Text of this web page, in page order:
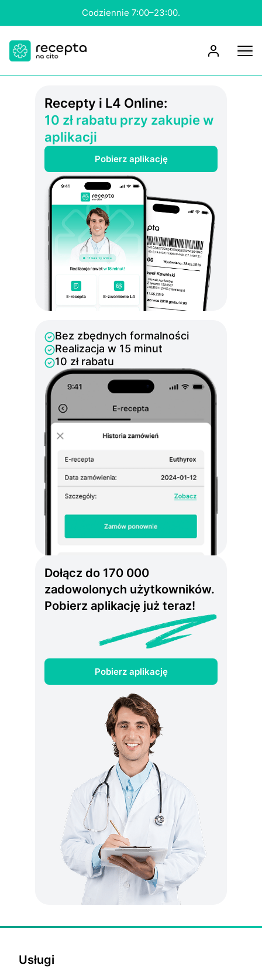
Codziennie 7:00–23:00.
Rесерtу i L4 OnIіnе:
10 zł rabatu przy zakupie w
aplikacji
Pobierz aplikację
Bez zbędnych formalności
Realizacja w 15 minut
10 zł rabatu
Dołącz do 170 000
zadowolonych użytkowników.
Pobierz aplikację już teraz!
Pobierz aplikację
Usługi